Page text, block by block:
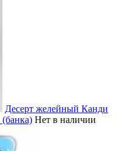
Десерт желейный Канди
Нет в наличии